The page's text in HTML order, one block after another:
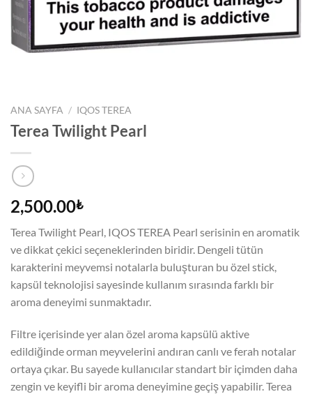
ANA SAYFA / IQOS TEREA
Terea Twilight Pearl
2,500.00₺
Terea Twilight Pearl, IQOS TEREA Pearl serisinin en aromatik
ve dikkat çekici seçeneklerinden biridir. Dengeli tütün
karakterini meyvemsi notalarla buluşturan bu özel stick,
kapsül teknolojisi sayesinde kullanım sırasında farklı bir
aroma deneyimi sunmaktadır.
Filtre içerisinde yer alan özel aroma kapsülü aktive
edildiğinde orman meyvelerini andıran canlı ve ferah notalar
ortaya çıkar. Bu sayede kullanıcılar standart bir içimden daha
zengin ve keyifli bir aroma deneyimine geçiş yapabilir. Terea